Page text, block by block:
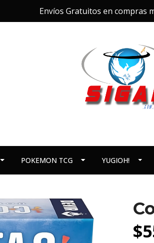
Envíos Gratuitos en compras
POKEMON TCG YUGIOH!